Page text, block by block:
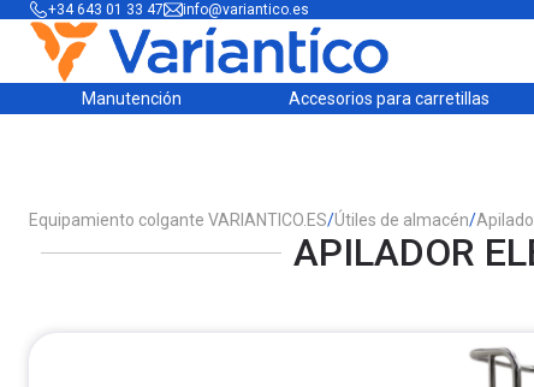
+34 643 01 33 47 info@variantico.es
Manutención Accesorios para carretillas
Equipamiento colgante VARIANTICO.ES/Útiles de almacén/
APILADOR